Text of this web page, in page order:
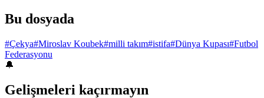
Bu dosyada
#Çekya#Miroslav Koubek#milli takım#istifa#Dünya Kupası#Futbol
Federasyonu
🔔
Gelişmeleri kaçırmayın